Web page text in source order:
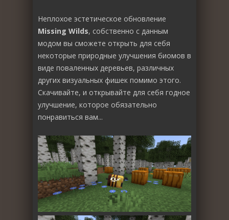
Неплохое эстетическое обновление
Missing Wilds, собственно с данным
модом вы сможете открыть для себя
некоторые природные улучшения биомов в
виде поваленных деревьев, различных
других визуальных фишек помимо этого.
Скачивайте, и открывайте для себя годное
улучшение, которое обязательно
понравиться вам...